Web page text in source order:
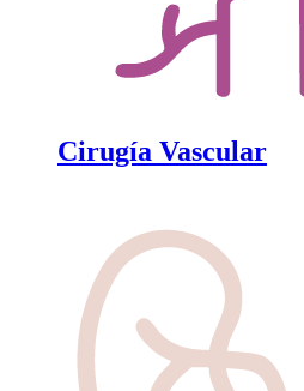
Cirugía Vascular